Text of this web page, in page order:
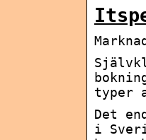
typer
Det
i